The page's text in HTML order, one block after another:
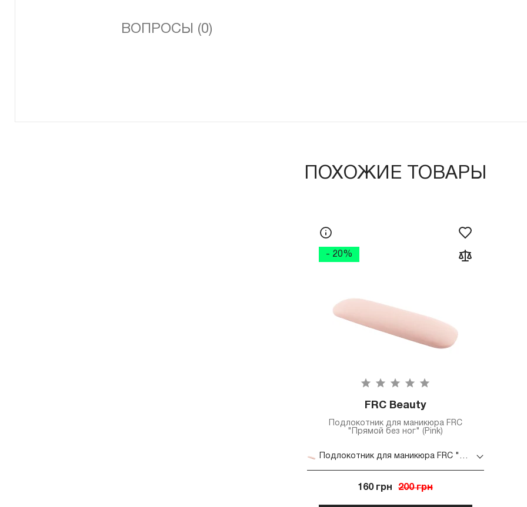
ВОПРОСЫ (0)
ПОХОЖИЕ ТОВАРЫ
- 20%
FRC Beauty
Подлокотник для маникюра FRC
"Прямой без ног" (Pink)
Подлокотник для маникюра FRC "Прямой без ног" (Pink)
160 грн 200 грн